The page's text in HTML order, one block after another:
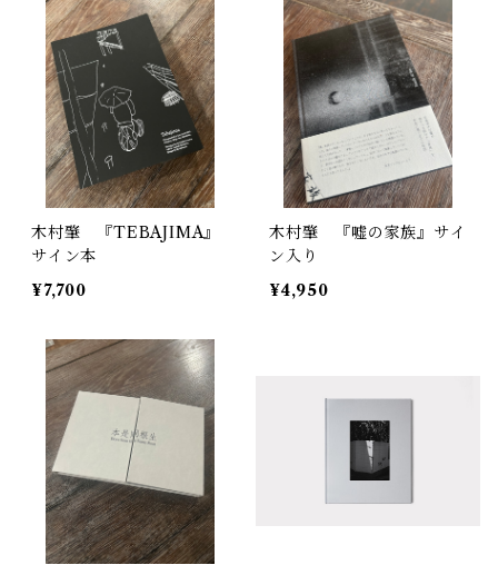
木村肇 『TEBAJIMA』
サイン本
¥7,700
木村肇 『嘘の家族』サイ
ン入り
¥4,950